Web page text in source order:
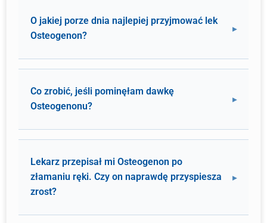
O jakiej porze dnia najlepiej przyjmować lek
Osteogenon?
Co zrobić, jeśli pominęłam dawkę
Osteogenonu?
Lekarz przepisał mi Osteogenon po
złamaniu ręki. Czy on naprawdę przyspiesza
zrost?